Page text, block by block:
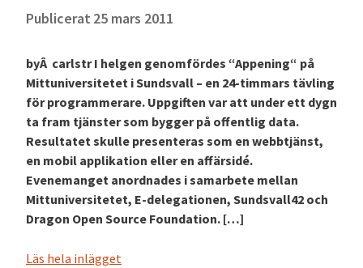
Publicerat 25 mars 2011
byÂ carlstr I helgen genomfördes “Appening“ på
Mittuniversitetet i Sundsvall – en 24-timmars tävling
för programmerare. Uppgiften var att under ett dygn
ta fram tjänster som bygger på offentlig data.
Resultatet skulle presenteras som en webbtjänst,
en mobil applikation eller en affärsidé.
Evenemanget anordnades i samarbete mellan
Mittuniversitetet, E-delegationen, Sundsvall42 och
Dragon Open Source Foundation. […]
Läs hela inlägget